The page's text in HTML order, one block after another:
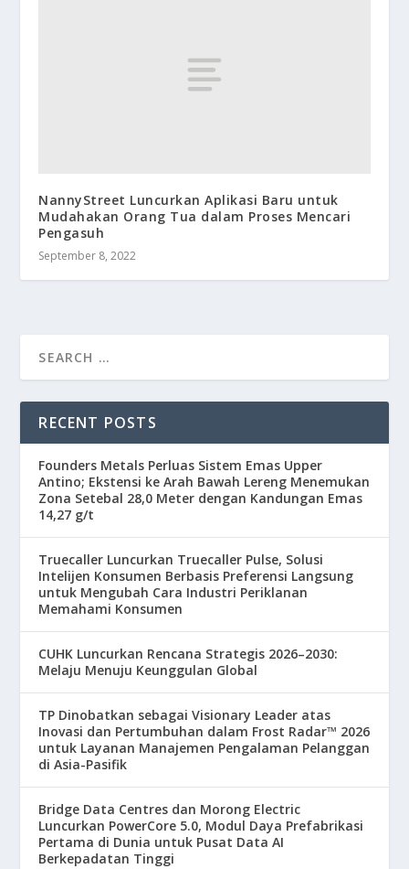
NannyStreet Luncurkan Aplikasi Baru untuk
Mudahakan Orang Tua dalam Proses Mencari
Pengasuh
September 8, 2022
RECENT POSTS
Founders Metals Perluas Sistem Emas Upper
Antino; Ekstensi ke Arah Bawah Lereng Menemukan
Zona Setebal 28,0 Meter dengan Kandungan Emas
14,27 g/t
Truecaller Luncurkan Truecaller Pulse, Solusi
Intelijen Konsumen Berbasis Preferensi Langsung
untuk Mengubah Cara Industri Periklanan
Memahami Konsumen
CUHK Luncurkan Rencana Strategis 2026–2030:
Melaju Menuju Keunggulan Global
TP Dinobatkan sebagai Visionary Leader atas
Inovasi dan Pertumbuhan dalam Frost Radar™ 2026
untuk Layanan Manajemen Pengalaman Pelanggan
di Asia-Pasifik
Bridge Data Centres dan Morong Electric
Luncurkan PowerCore 5.0, Modul Daya Prefabrikasi
Pertama di Dunia untuk Pusat Data AI
Berkepadatan Tinggi